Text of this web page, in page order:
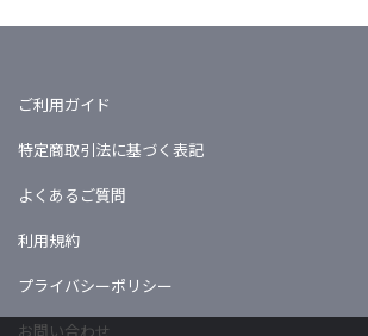
ご利用ガイド
特定商取引法に基づく表記
よくあるご質問
利用規約
プライバシーポリシー
お問い合わせ